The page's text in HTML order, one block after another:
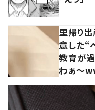
里帰り
意した“
教育が
わぁ～